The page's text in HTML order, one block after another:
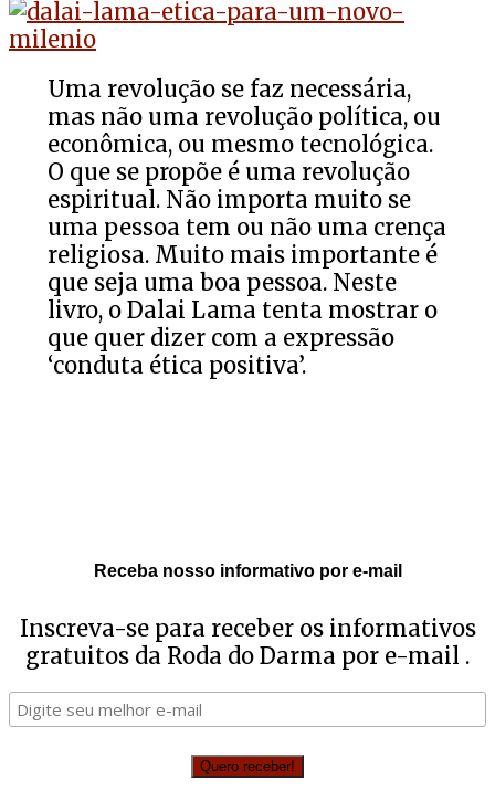
Uma revolução se faz necessária,
mas não uma revolução política, ou
econômica, ou mesmo tecnológica.
O que se propõe é uma revolução
espiritual. Não importa muito se
uma pessoa tem ou não uma crença
religiosa. Muito mais importante é
que seja uma boa pessoa. Neste
livro, o Dalai Lama tenta mostrar o
que quer dizer com a expressão
‘conduta ética positiva’.
Receba nosso informativo por e-mail
Inscreva-se para receber os informativos
gratuitos da Roda do Darma por e-mail .